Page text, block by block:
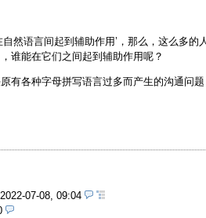
然语言间起到辅助作用’，那么，这么多
谁能在它们之间起到辅助作用呢？
有各种字母拼写语言过多而产生的沟通问
2022-07-08, 09:04